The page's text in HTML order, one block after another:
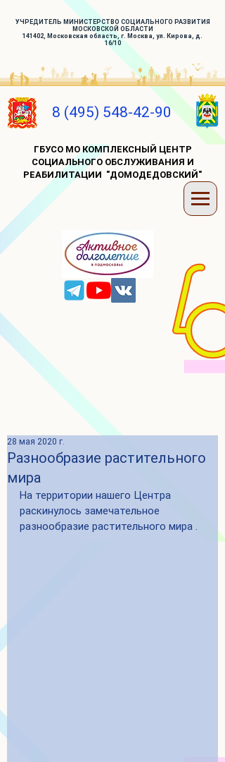
УЧРЕДИТЕЛЬ МИНИСТЕРСТВО СОЦИАЛЬНОГО РАЗВИТИЯ
МОСКОВСКОЙ ОБЛАСТИ
141402, Московская область, г. Москва, ул. Кирова, д.
16/10
8 (495) 548-42-90
ГБУСО МО КОМПЛЕКСНЫЙ ЦЕНТР
СОЦИАЛЬНОГО ОБСЛУЖИВАНИЯ И
РЕАБИЛИТАЦИИ "ДОМОДЕДОВСКИЙ"
Разнообразие растительного
мира
28 мая 2020 г.
На территории нашего Центра
раскинулось замечательное
разнообразие растительного мира .